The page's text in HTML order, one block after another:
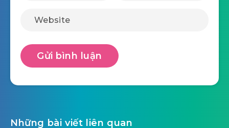
Những bài viết liên quan